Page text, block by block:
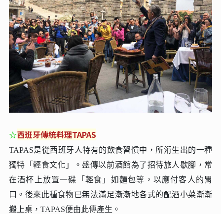
☆西班牙傳統料理TAPAS
TAPAS是從西班牙人特有的飲食習慣中，所洐生出的一種
獨特「輕食文化」。盛傳以前酒館為了招待旅人歇腳，常
在酒杯上放置一碟「輕食」如麵包等，以應付客人的胃
口。後來此種食物已無法滿足漸漸地各式的配酒小菜漸漸
搬上桌，TAPAS便由此傳產生。